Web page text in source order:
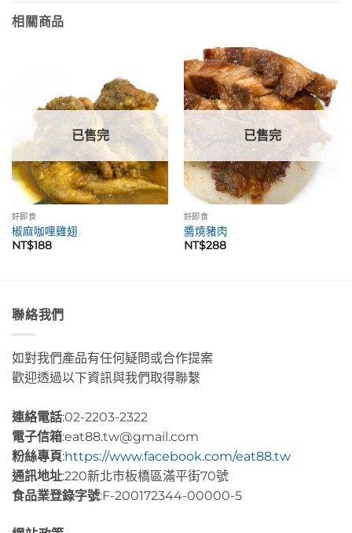
相關商品
已售完
好即食
椒麻咖哩雞翅
NT$188
已售完
好即食
醬燒豬肉
NT$288
聯絡我們
如對我們產品有任何疑問或合作提案
歡迎透過以下資訊與我們取得聯繫
連絡電話:02-2203-2322
電子信箱:eat88.tw@gmail.com
粉絲專頁:https://www.facebook.com/eat88.tw
通訊地址:220新北市板橋區滿平街70號
食品業登錄字號:F-200172344-00000-5